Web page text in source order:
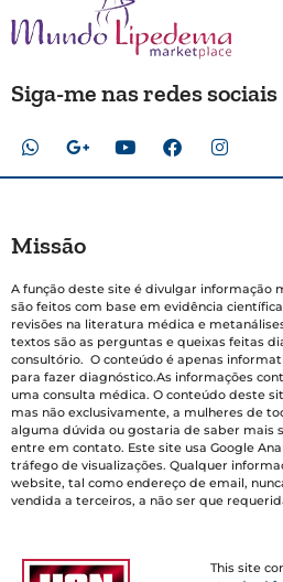
Siga-me nas redes sociais
Missão
A função deste site é divulgar informação
são feitos com base em evidência
revisões na literatura médica e
textos são as perguntas e queixas feitas
consultório. O conteúdo é apenas
para fazer diagnóstico.As informações
uma consulta médica. O conteúdo deste
mas não exclusivamente, a mulheres de
alguma dúvida ou gostaria de saber mais
entre em contato. Este site usa Google
tráfego de visualizações. Qualquer
website, tal como endereço de email,
vendida a terceiros, a não ser que
This site